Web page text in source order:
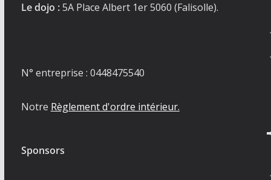
Le dojo :5A Place Albert 1er 5060 (Falisolle).
N° entreprise : 0448475540
Notre Règlement d'ordre intérieur.
Sponsors